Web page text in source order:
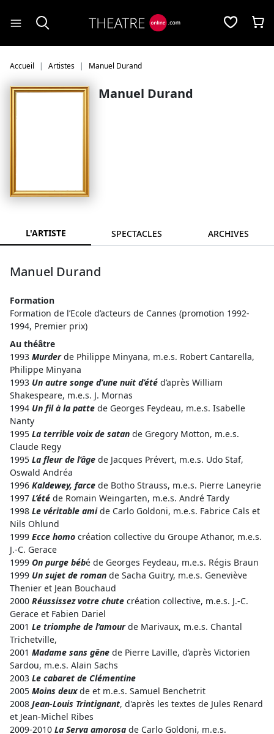
Accueil Artistes Manuel Durand
Manuel Durand
L'ARTISTE SPECTACLES ARCHIVES
Manuel Durand
Formation
Formation de l’Ecole d’acteurs de Cannes (promotion 1992-
1994, Premier prix)
Au théâtre
1993 Murderde Philippe Minyana, m.e.s. Robert Cantarella,
Philippe Minyana
1993 Un autre songe d’une nuit d’été d’après William
Shakespeare, m.e.s. J. Mornas
1994 Un fil à la patte de Georges Feydeau, m.e.s. Isabelle
Nanty
1995 La terrible voix de satan de Gregory Motton, m.e.s.
Claude Regy
1995 La fleur de l’âge de Jacques Prévert, m.e.s. Udo Staf,
Oswald Andréa
1996 Kaldewey, farce de Botho Strauss, m.e.s. Pierre Laneyrie
1997 L’été de Romain Weingarten, m.e.s. André Tardy
1998 Le véritable amide Carlo Goldoni, m.e.s. Fabrice Cals et
Nils Ohlund
1999 Ecce homo création collective du Groupe Athanor, m.e.s.
J.-C. Gerace
1999 On purge bébé de Georges Feydeau, m.e.s. Régis Braun
1999 Un sujet de roman de Sacha Guitry, m.e.s. Geneviève
Thenier et Jean Bouchaud
2000 Réussissez votre chute création collective, m.e.s. J.-C.
Gerace et Fabien Dariel
2001 Le triomphe de l’amourde Marivaux, m.e.s. Chantal
Trichetville,
2001 Madame sans gêne de Pierre Laville, d’après Victorien
Sardou, m.e.s. Alain Sachs
2003 Le cabaret de Clémentine
2005 Moins deuxde et m.e.s. Samuel Benchetrit
2008 Jean-Louis Trintignant, d'après les textes de Jules Renard
et Jean-Michel Ribes
2009-2010 La Serva amorosa de Carlo Goldoni, m.e.s.